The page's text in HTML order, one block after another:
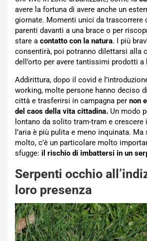
avere la fortuna di avere anche un
giornate. Momenti unici da trascorrere
parenti davanti a una brace o per
stare a contatto con la natura. I più
consentirà, poi potranno dilettarsi alla
dell’orto per avere tantissimi prodotti
Addirittura, dopo il covid e
working, molte persone hanno deciso
città e trasferirsi in campagna per non
del caos della vita cittadina. Un modo
lontano da solito tram-tram e crescere
l’aria è più pulita e meno inquinata.
molto, c’è un particolare molto
sfugge: il rischio di imbattersi in un
Serpenti occhio
loro presenza